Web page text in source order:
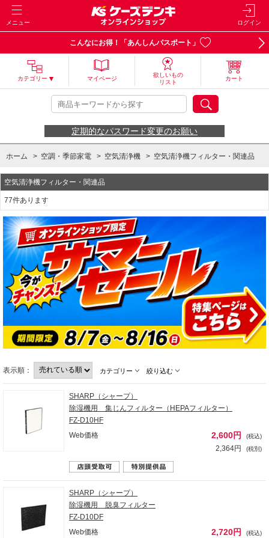
メニュー ログイン
こんなにお得！「あんしんパスポート」
カテゴリー マイページ
欲しいもの
リスト
カート
定期的なパスワード変更のお願い
ホーム > 空調・季節家電 > 空気清浄機 > 空気清浄機フィルター・関連品
空気清浄機フィルター・関連品
77件あります
表示順： カテゴリー 絞り込む
SHARP（シャープ）
除湿機用 集じんフィルター（HEPAフィルター）
FZ-D10HF
Web価格
2,600円 (税込)
2,364円 (税別)
SHARP（シャープ）
除湿機用 脱臭フィルター
FZ-D10DF
Web価格
2,720円 (税込)